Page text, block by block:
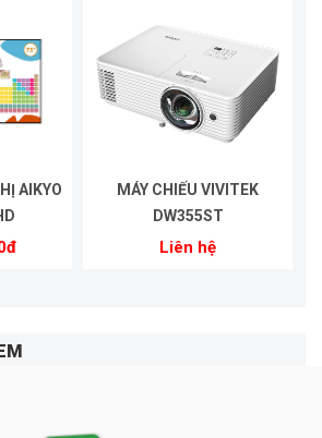
AIKYO
MÁY CHIẾU VIVITEK
DW355ST
Liên hệ